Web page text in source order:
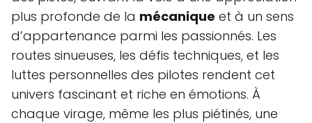
plus profonde de la mécanique et à un sens
d’appartenance parmi les passionnés. Les
routes sinueuses, les défis techniques, et les
luttes personnelles des pilotes rendent cet
univers fascinant et riche en émotions. À
chaque virage, même les plus piétinés, une